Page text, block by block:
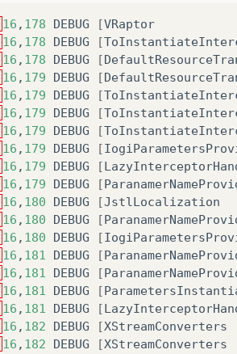
16 , 178 DEBUG [
16 , 178 DEBUG [
16 , 178 DEBUG [
16 , 179 DEBUG [
16 , 179 DEBUG [
16 , 179 DEBUG [
16 , 179 DEBUG [
16 , 179 DEBUG [
16 , 179 DEBUG [
16 , 179 DEBUG [
16 , 180 DEBUG [
16 , 180 DEBUG [
16 , 180 DEBUG [
16 , 181 DEBUG [
16 , 181 DEBUG [
16 , 181 DEBUG [
16 , 181 DEBUG [
16 , 182 DEBUG [
16 , 182 DEBUG [